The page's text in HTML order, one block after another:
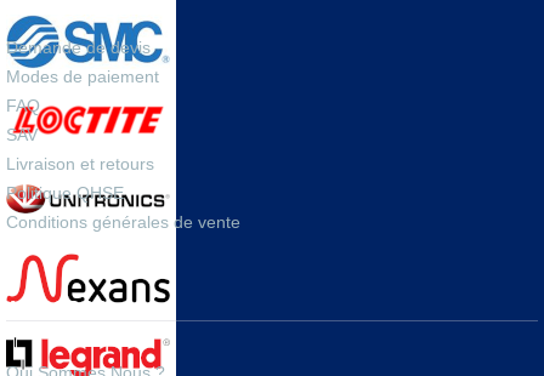
Demande de devis
Modes de paiement
FAQ
SAV
Livraison et retours
Politique QHSE
Conditions générales de vente
A PROPOS